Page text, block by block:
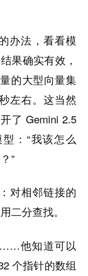
办法，看看模
果确实有效，
的大型向量集
左右。这当然
了 Gemini 2.5
：“我该怎么
”
对相邻链接的
二分查找。
……他知道可以
个指针的数组